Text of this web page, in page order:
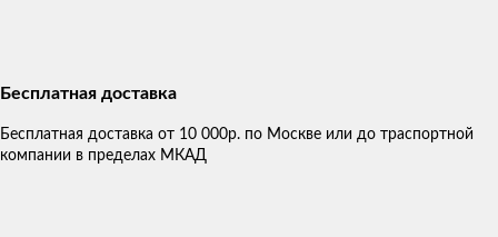
Бесплатная доставка
Бесплатная доставка от 10 000р. по Москве или до траспортной
компании в пределах МКАД